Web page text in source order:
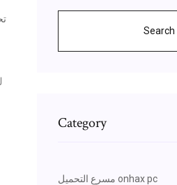
Search
Category
مسرع التحميل onhax pc